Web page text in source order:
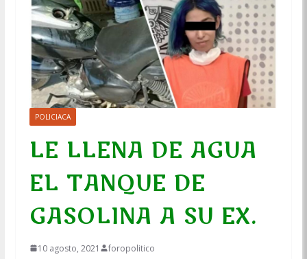
POLICIACA
LE LLENA DE AGUA
EL TANQUE DE
GASOLINA A SU EX.
10 agosto, 2021 foropolitico